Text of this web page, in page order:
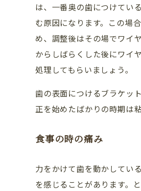
は、一番奥の歯につけてい
む原因になります。この場
め、調整後はその場でワイ
からしばらくした後にワイ
処理してもらいましょう。
歯の表面につけるブラケッ
正を始めたばかりの時期は
食事の時の痛み
力をかけて歯を動かしてい
を感じることがあります。